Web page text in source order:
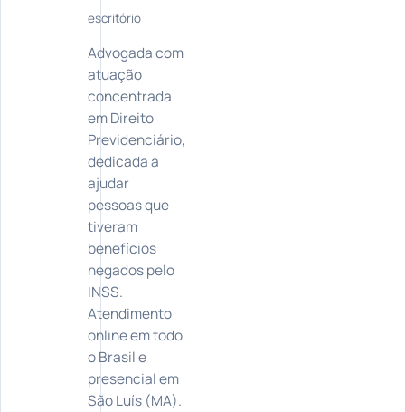
escritório
Advogada com
atuação
concentrada
em Direito
Previdenciário,
dedicada a
ajudar
pessoas que
tiveram
benefícios
negados pelo
INSS.
Atendimento
online em todo
o Brasil e
presencial em
São Luís (MA).